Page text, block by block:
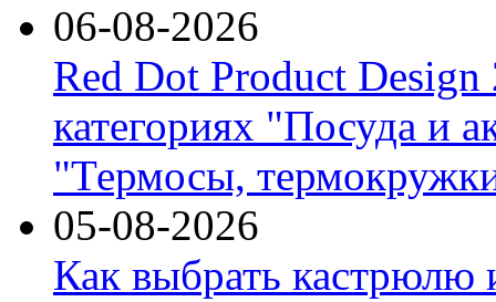
06-08-2026
Red Dot Product Design
категориях "Посуда и
"Термосы,
05-08-2026
Как выбрать кастрюлю